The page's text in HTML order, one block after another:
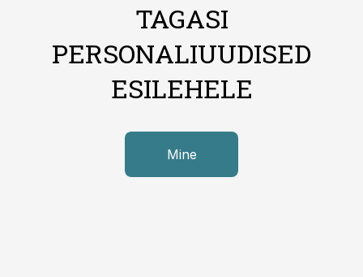
TAGASI
PERSONALIUUDISED
ESILEHELE
Mine